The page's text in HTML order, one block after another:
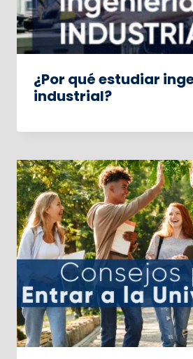
¿Por qué estudiar
industrial?